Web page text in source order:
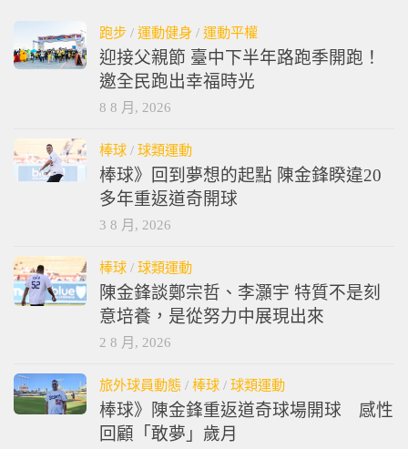
跑步 / 運動健身 / 運動平權
迎接父親節 臺中下半年路跑季開跑！
邀全民跑出幸福時光
8 8 月, 2026
棒球 / 球類運動
棒球》回到夢想的起點 陳金鋒睽違20
多年重返道奇開球
3 8 月, 2026
棒球 / 球類運動
陳金鋒談鄭宗哲、李灝宇 特質不是刻
意培養，是從努力中展現出來
2 8 月, 2026
旅外球員動態 / 棒球 / 球類運動
棒球》陳金鋒重返道奇球場開球 感性
回顧「敢夢」歲月